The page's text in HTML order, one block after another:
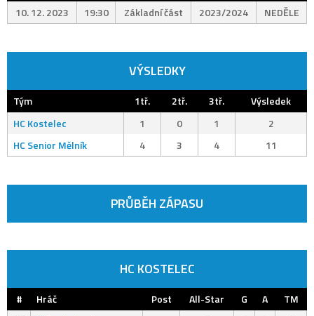
10. 12. 2023
19:30 Základní část 2023/2024 NEDĚLE
VÝSLEDKY
Tým 1tř. 2tř. 3tř.
Výsledek
HC Kostelec
1 0 1
2
HC Senior Mělník
4 3 4 11
PRŮBĚH ZÁPASU
HC KOSTELEC
# Hráč Post All-Star G A
TM